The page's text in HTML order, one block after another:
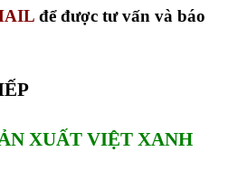
để được tư vấn và báo
XUẤT VIỆT XANH